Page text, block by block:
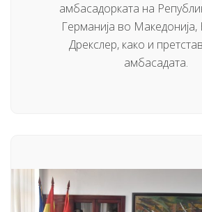
амбасадорката на
Германија во
Дрекслер, како и
амбасадата.